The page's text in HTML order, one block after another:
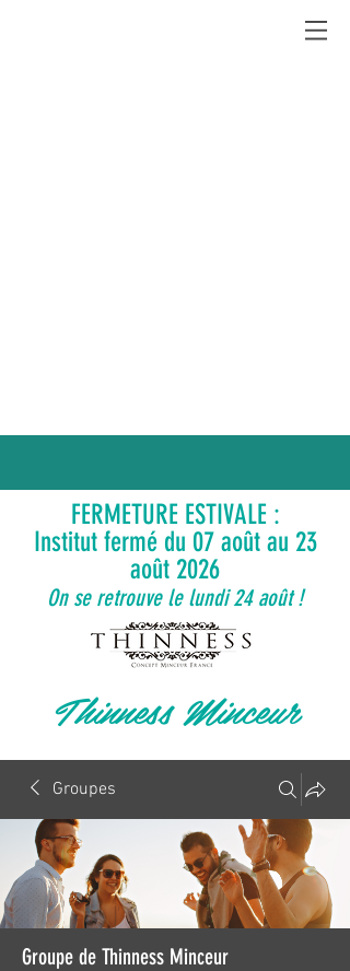
FERMETURE ESTIVALE :
Institut fermé du 07 août au 23
août 2026
On se retrouve le lundi 24 août !
Thinness Minceur
Groupes
Groupe de Thinness Minceur